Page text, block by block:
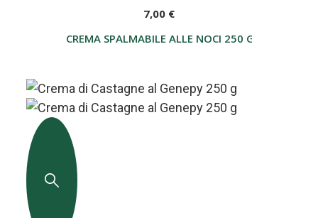
CREMA SPALMABILE ALLE NOCI 250 G
7,00 €